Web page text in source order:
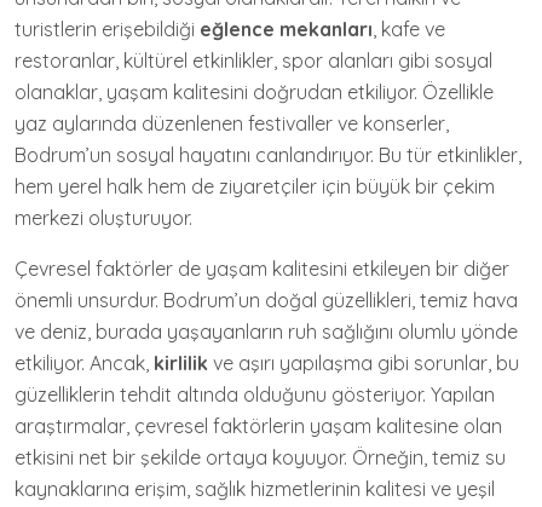
turistlerin erişebildiği eğlence mekanları, kafe ve
restoranlar, kültürel etkinlikler, spor alanları gibi sosyal
olanaklar, yaşam kalitesini doğrudan etkiliyor. Özellikle
yaz aylarında düzenlenen festivaller ve konserler,
Bodrum’un sosyal hayatını canlandırıyor. Bu tür etkinlikler,
hem yerel halk hem de ziyaretçiler için büyük bir çekim
merkezi oluşturuyor.
Çevresel faktörler de yaşam kalitesini etkileyen bir diğer
önemli unsurdur. Bodrum’un doğal güzellikleri, temiz hava
ve deniz, burada yaşayanların ruh sağlığını olumlu yönde
etkiliyor. Ancak, kirlilik ve aşırı yapılaşma gibi sorunlar, bu
güzelliklerin tehdit altında olduğunu gösteriyor. Yapılan
araştırmalar, çevresel faktörlerin yaşam kalitesine olan
etkisini net bir şekilde ortaya koyuyor. Örneğin, temiz su
kaynaklarına erişim, sağlık hizmetlerinin kalitesi ve yeşil